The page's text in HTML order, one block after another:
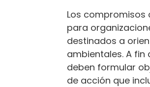
Los
para
destinados a
ambientales. A
deben formular
de acción que